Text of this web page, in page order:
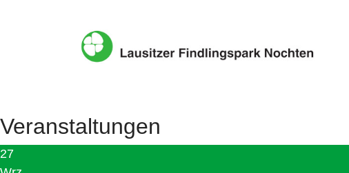
Veranstaltungen
27